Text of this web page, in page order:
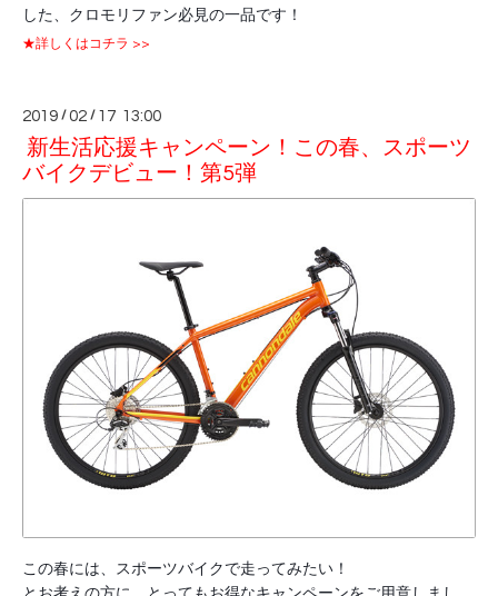
した、クロモリファン必見の一品です！
★詳しくはコチラ >>
2019 /02 / 17 13:00
新生活応援キャンペーン！この春、スポーツ
バイクデビュー！第5弾
この春には、スポーツバイクで走ってみたい！